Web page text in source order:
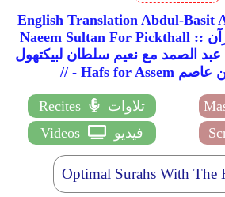
English Translation Abdul-Basit
Naeem Sultan For Pickthall :: ترجمة إنجليزي للقرآن
عبد الصمد مع نعيم سلطان لبيكتهول
Recites تلاوات
Videos
فيديو